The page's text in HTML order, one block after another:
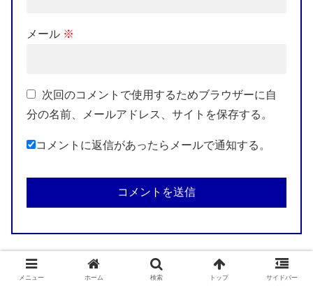
メール ※
次回のコメントで使用するためブラウザーに自
分の名前、メールアドレス、サイトを保存する。
コメントに返信があったらメールで通知する。
メニュー ホーム 検索 トップ サイドバー